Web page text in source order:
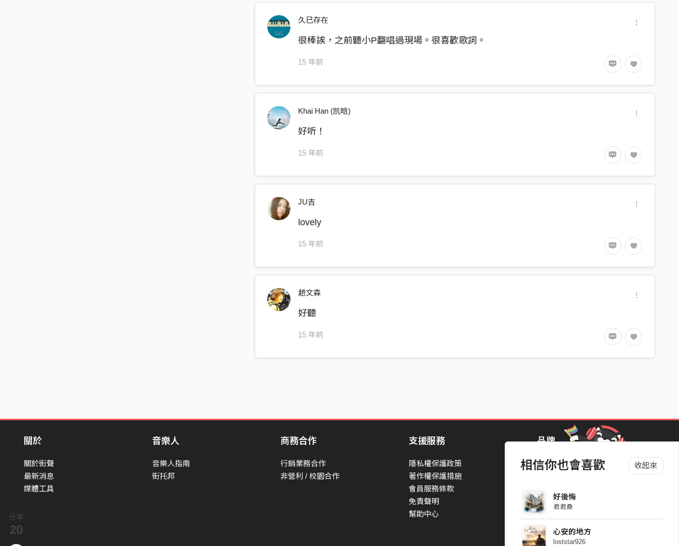
分享
20
相信你也會喜歡 收起來
好後悔
君君桑
心安的地方
loststar926
久已存在
很棒誒，之前聽小P翻唱過現場。很喜歡歌詞。
15 年前
Khai Han (凯晗)
好听！
15 年前
JU吉
lovely
15 年前
趙文森
好聽
15 年前
關於
關於街聲
最新消息
媒體工具
音樂人
音樂人指南
街托邦
商務合作
行銷業務合作
非營利 / 校園合作
支援服務
隱私權保護政策
著作權保護措施
會員服務條款
免責聲明
幫助中心
品牌
StreetVoice Awards 街聲音樂獎
Packer 派歌
SimpleLife 簡單生活節
ParkPark Carnival
一起比 YEAH 吧